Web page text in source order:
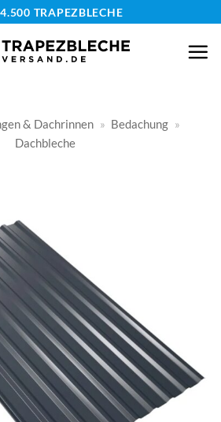
TRAPEZBLECHE
& Dachrinnen » Bedachung »
Dachbleche